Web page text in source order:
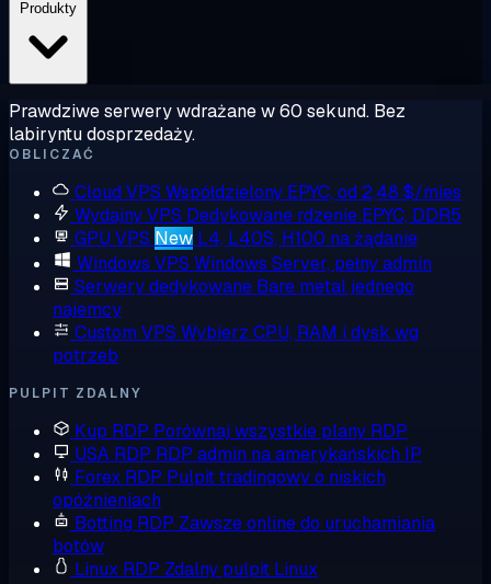
Prawdziwe serwery wdrażane w 60 sekund. Bez
labiryntu dosprzedaży.
OBLICZAĆ
Cloud VPS Współdzielony EPYC, od 2,48 $/mies
Wydajny VPS Dedykowane rdzenie EPYC, DDR5
GPU VPS New L4, L40S, H100 na żądanie
Windows VPS Windows Server, pełny admin
Serwery dedykowane Bare metal jednego
najemcy
Custom VPS Wybierz CPU, RAM i dysk wg
potrzeb
PULPIT ZDALNY
Kup RDP Porównaj wszystkie plany RDP
USA RDP RDP admin na amerykańskich IP
Forex RDP Pulpit tradingowy o niskich
opóźnieniach
Botting RDP Zawsze online do uruchamiania
botów
Linux RDP Zdalny pulpit Linux